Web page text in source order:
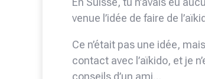
venue l’idée de faire de
Ce n’était pas une idée,
contact avec l’aïkido, et je
conseils d’un ami…